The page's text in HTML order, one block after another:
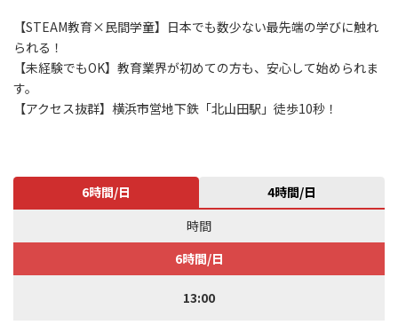
【STEAM教育×民間学童】日本でも数少ない最先端の学びに触れ
られる！
【未経験でもOK】教育業界が初めての方も、安心して始められま
す。
【アクセス抜群】横浜市営地下鉄「北山田駅」徒歩10秒！
6時間/日
4時間/日
時間
6時間/日
13:00